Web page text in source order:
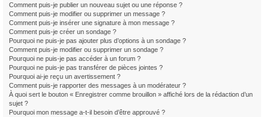
Comment puis-je publier un nouveau sujet ou une réponse ?
Comment puis-je modifier ou supprimer un message ?
Comment puis-je insérer une signature à mon message ?
Comment puis-je créer un sondage ?
Pourquoi ne puis-je pas ajouter plus d’options à un sondage ?
Comment puis-je modifier ou supprimer un sondage ?
Pourquoi ne puis-je pas accéder à un forum ?
Pourquoi ne puis-je pas transférer de pièces jointes ?
Pourquoi ai-je reçu un avertissement ?
Comment puis-je rapporter des messages à un modérateur ?
À quoi sert le bouton « Enregistrer comme brouillon » affiché lors de la rédaction d’un
sujet ?
Pourquoi mon message a-t-il besoin d’être approuvé ?